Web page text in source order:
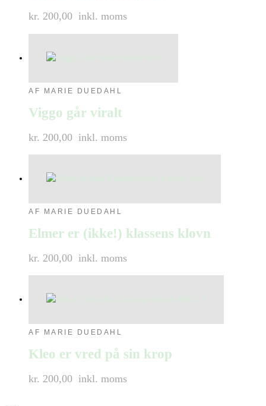
kr. 200,00 inkl. moms
AF MARIE DUEDAHL
Viggo går viralt
kr. 200,00 inkl. moms
AF MARIE DUEDAHL
Elmer er (ikke!) klassens klovn
kr. 200,00 inkl. moms
AF MARIE DUEDAHL
Kleo er vred på sin krop
kr. 200,00 inkl. moms